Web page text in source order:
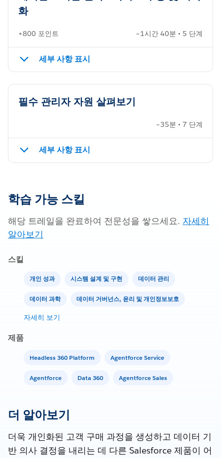
화
+800 포인트 ~1시간 40분 • 5 단계
세부 사항 표시
필수 관리자 자원 살펴보기
~35분 • 7 단계
세부 사항 표시
학습 가능 스킬
해당 트레일을 완료하여 전문성을 쌓으세요. 자세히
알아보기
스킬
개인 성과 시스템 설계 및 구현 데이터 관리
데이터 과학 데이터 거버넌스, 윤리 및 개인정보보호
자세히 보기
제품
Headless 360 Platform Agentforce Service
Agentforce Data 360 Agentforce Sales
더 알아보기
더욱 개인화된 고객 구매 과정을 생성하고 데이터 기
반 의사 결정을 내리는 데 다른 Salesforce 제품이 어